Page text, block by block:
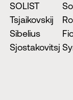
SOLIST
Tsjaikovskij
Sibelius
Sjostakovitsj